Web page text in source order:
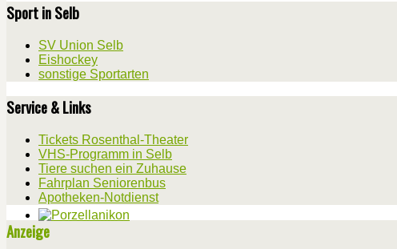
Sport in Selb
SV Union Selb
Eishockey
sonstige Sportarten
Service & Links
Tickets Rosenthal-Theater
VHS-Programm in Selb
Tiere suchen ein Zuhause
Fahrplan Seniorenbus
Apotheken-Notdienst
Anzeige